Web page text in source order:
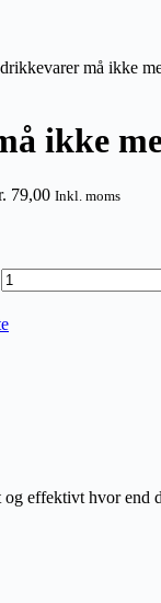
må ikke
ikke
79,00 Inkl. moms
effektivt hvor end